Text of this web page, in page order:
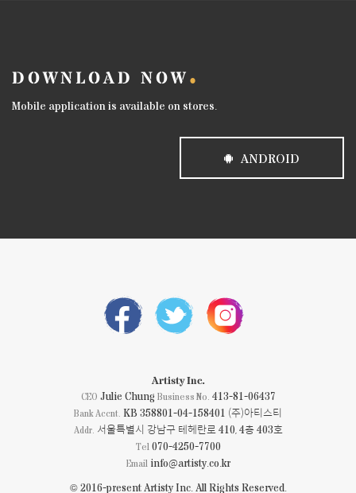
DOWNLOAD NOW
Mobile application is available on stores.
ANDROID
Artisty Inc.
CEO Julie Chung Business No. 413-81-06437
Bank Accnt. KB 358801-04-158401 (주)아티스티
Addr. 서울특별시 강남구 테헤란로 410, 4층 403호
Tel070-4250-7700
Emailinfo@artisty.co.kr
© 2016-present Artisty Inc. All Rights Reserved.